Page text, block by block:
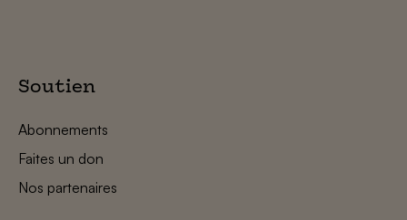
Soutien
Abonnements
Faites un don
Nos partenaires